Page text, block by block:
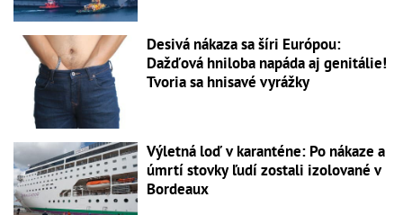
Desivá nákaza sa šíri Európou:
Dažďová hniloba napáda aj genitálie!
Tvoria sa hnisavé vyrážky
Výletná loď v karanténe: Po nákaze a
úmrtí stovky ľudí zostali izolované v
Bordeaux